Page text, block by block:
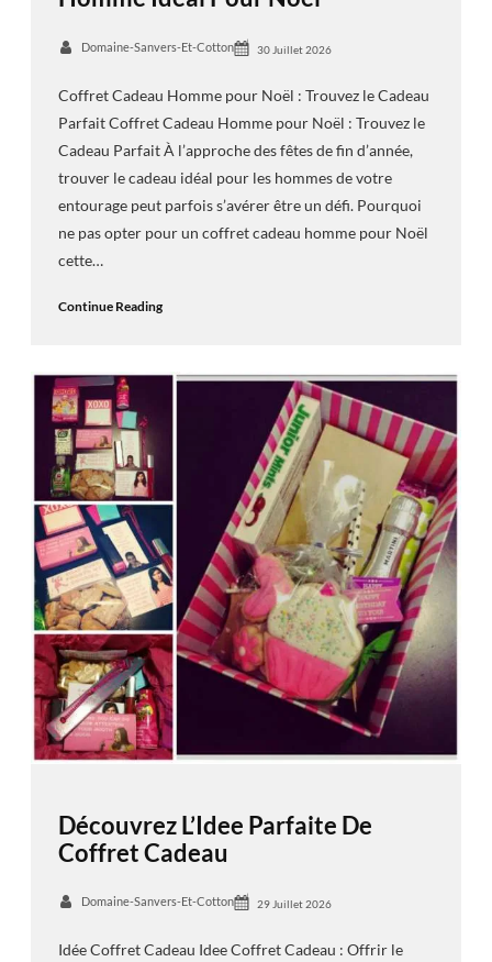
Domaine-Sanvers-Et-Cotton 30 Juillet 2026
Coffret Cadeau Homme pour Noël : Trouvez le Cadeau
Parfait Coffret Cadeau Homme pour Noël : Trouvez le
Cadeau Parfait À l’approche des fêtes de fin d’année,
trouver le cadeau idéal pour les hommes de votre
entourage peut parfois s’avérer être un défi. Pourquoi
ne pas opter pour un coffret cadeau homme pour Noël
cette…
Continue Reading
Découvrez L’Idee Parfaite De
Coffret Cadeau
Domaine-Sanvers-Et-Cotton 29 Juillet 2026
Idée Coffret Cadeau Idee Coffret Cadeau : Offrir le